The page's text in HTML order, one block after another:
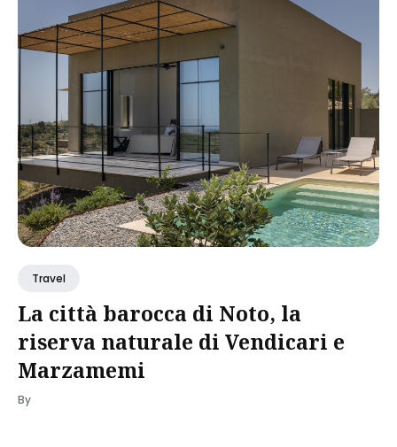
Travel
La città barocca di Noto, la
riserva naturale di Vendicari e
Marzamemi
By